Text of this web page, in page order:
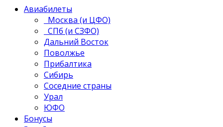
Авиабилеты
Москва (и ЦФО)
СПб (и СЗФО)
Дальний Восток
Поволжье
Прибалтика
Сибирь
Соседние страны
Урал
ЮФО
Бонусы